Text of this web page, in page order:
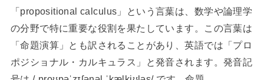
「propositional calculus」という言葉は、数学や論理学
の分野で特に重要な役割を果たしています。この言葉は
「命題演算」とも訳されることがあり、英語では「プロ
ポジショナル・カルキュラス」と発音されます。発音記